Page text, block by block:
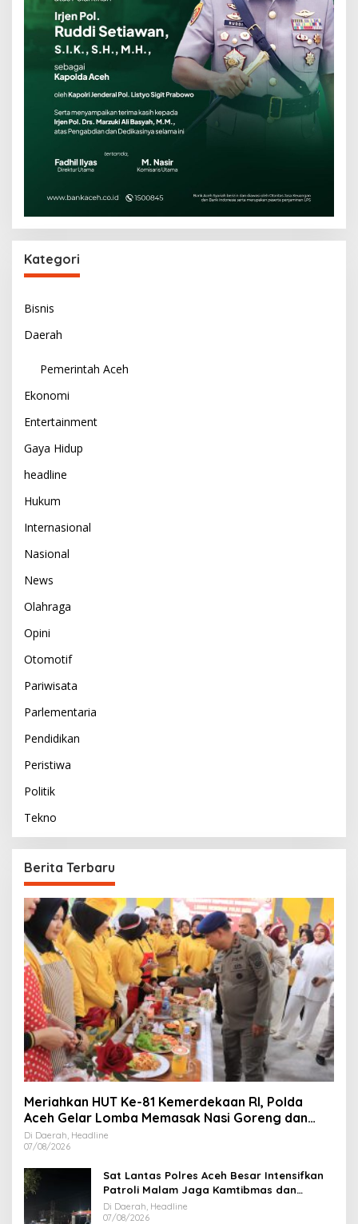
Kategori
Bisnis
Daerah
Pemerintah Aceh
Ekonomi
Entertainment
Gaya Hidup
headline
Hukum
Internasional
Nasional
News
Olahraga
Opini
Otomotif
Pariwisata
Parlementaria
Pendidikan
Peristiwa
Politik
Tekno
Berita Terbaru
Meriahkan HUT Ke-81 Kemerdekaan RI, Polda
Aceh Gelar Lomba Memasak Nasi Goreng dan
Aneka Minuman
Di Daerah, Headline
07/08/2026
Sat Lantas Polres Aceh Besar Intensifkan
Patroli Malam Jaga Kamtibmas dan
Kelancaran Lalu Lintas
Di Daerah, Headline
07/08/2026